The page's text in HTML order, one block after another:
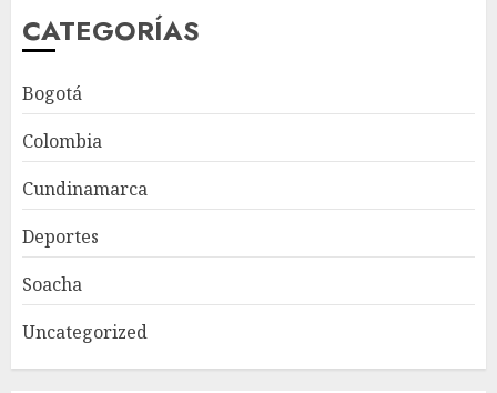
CATEGORÍAS
Bogotá
Colombia
Cundinamarca
Deportes
Soacha
Uncategorized